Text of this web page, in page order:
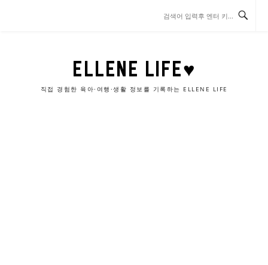
ELLENE LIFE♥
직접 경험한 육아·여행·생활 정보를 기록하는 ELLENE LIFE